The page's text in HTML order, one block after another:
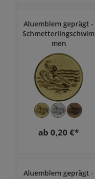
Aluemblem geprägt -
Schmetterlingschwim
men
ab 0,20 €*
Aluemblem geprägt -